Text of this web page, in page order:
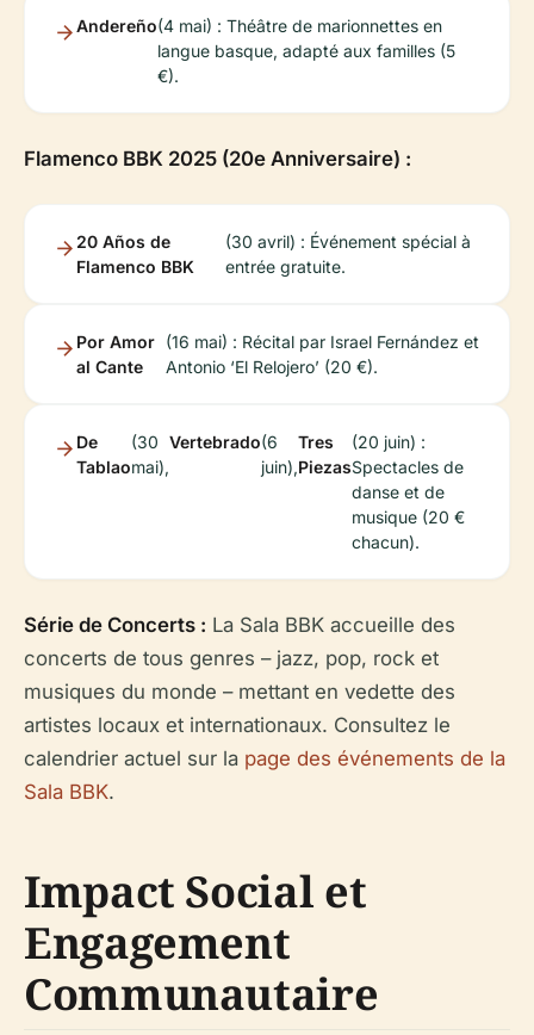
Andereño(4 mai) : Théâtre de marionnettes en
langue basque, adapté aux familles (5
€).
Flamenco BBK 2025 (20e Anniversaire) :
20 Años de
Flamenco BBK
(30 avril) : Événement spécial à
entrée gratuite.
Por Amor
al Cante
(16 mai) : Récital par Israel Fernández et
Antonio ‘El Relojero’ (20 €).
De
Tablao
(30
mai),
Vertebrado(6
juin),
Tres
Piezas
(20 juin) :
Spectacles de
danse et de
musique (20 €
chacun).
Série de Concerts : La Sala BBK accueille des
concerts de tous genres – jazz, pop, rock et
musiques du monde – mettant en vedette des
artistes locaux et internationaux. Consultez le
calendrier actuel sur la page des événements de la
Sala BBK.
Impact Social et
Engagement
Communautaire